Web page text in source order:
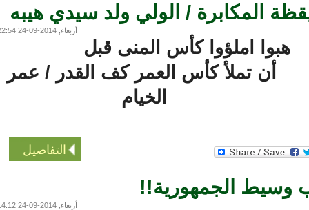
المكابرة / الولي ولد سيدي هيبه
أربعاء, 2014-09-24 22:54
هبوا املؤوا كأس المنى قبل
أن تملأ كأس العمر كف القدر / عمر
الخيام
التفاصيل
الجمهورية!!
أربعاء, 2014-09-24 14:12